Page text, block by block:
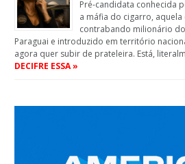
Pré-candidata conhecida
a máfia do cigarro,
contrabando milionário
Paraguai e introduzido em território
agora quer subir de prateleira. Está,
DECIFRE ESSA »